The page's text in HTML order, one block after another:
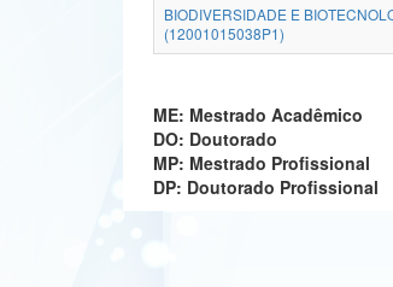
BIODIVERSIDADE E
(12001015038P1)
ME: Mestrado Acadêmico
DO: Doutorado
MP: Mestrado Profissional
DP: Doutorado Profissional